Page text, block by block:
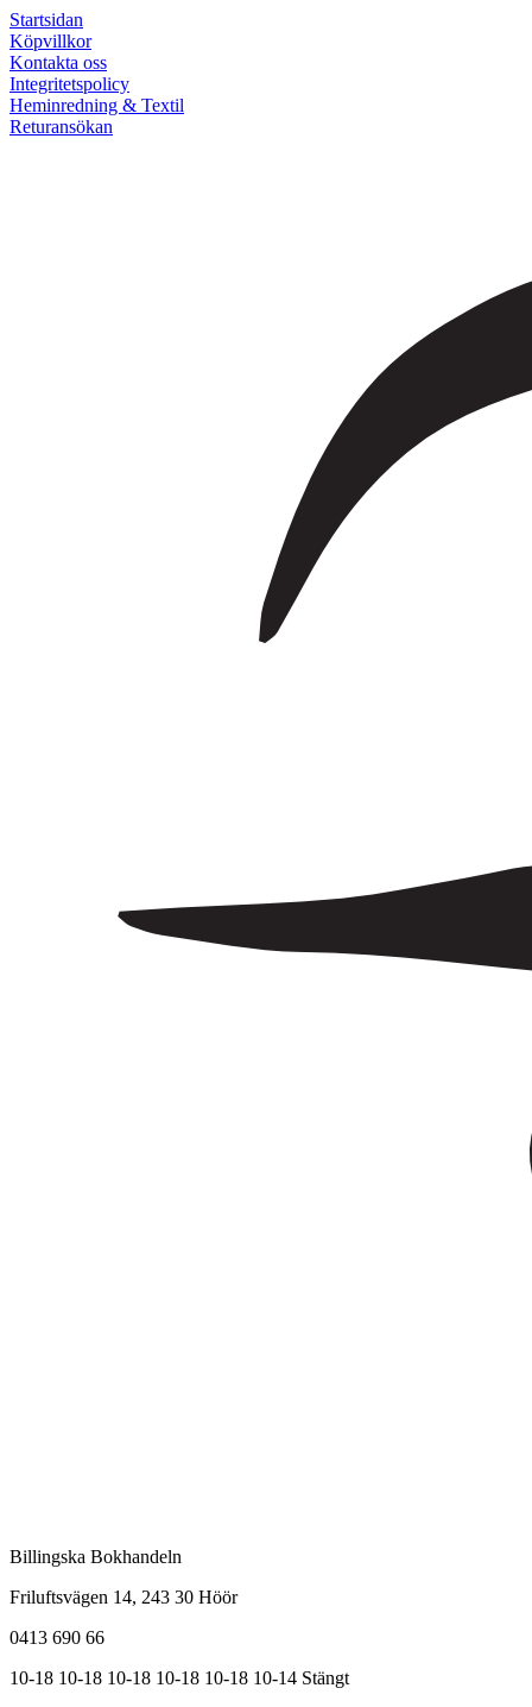
Startsidan
Köpvillkor
Kontakta oss
Integritetspolicy
Heminredning & Textil
Returansökan
Billingska Bokhandeln
Friluftsvägen 14, 243 30 Höör
0413 690 66
10-18 10-18 10-18 10-18 10-18 10-14 Stängt